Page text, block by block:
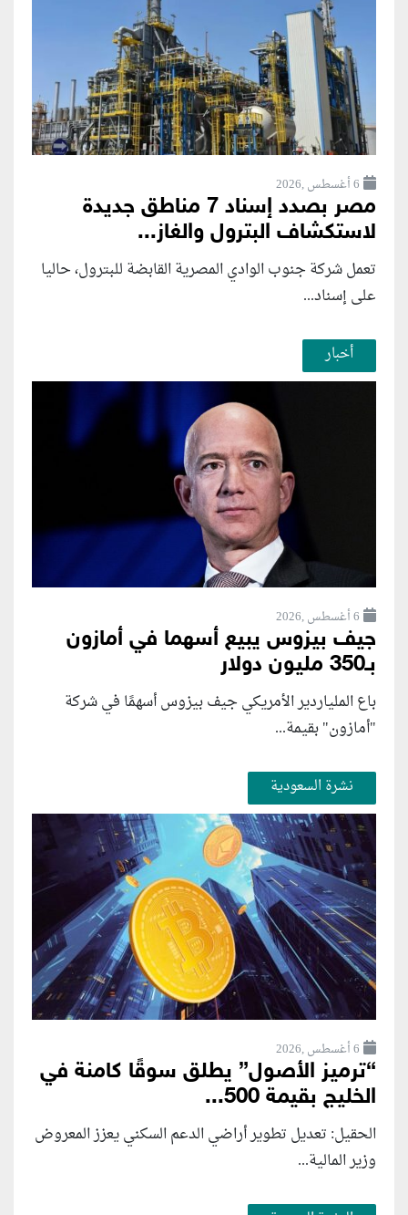
6 أغسطس ,2026
مصر بصدد إسناد 7 مناطق جديدة
لاستكشاف البترول والغاز...
تعمل شركة جنوب الوادي المصرية القابضة للبترول، حاليا
على إسناد...
أخبار
6 أغسطس ,2026
جيف بيزوس يبيع أسهما في أمازون
بـ350 مليون دولار
باع الملياردير الأمريكي جيف بيزوس أسهمًا في شركة
"أمازون" بقيمة...
نشرة السعودية
6 أغسطس ,2026
“ترميز الأصول” يطلق سوقًا كامنة في
الخليج بقيمة 500...
الحقيل: تعديل تطوير أراضي الدعم السكني يعزز المعروض
وزير المالية...